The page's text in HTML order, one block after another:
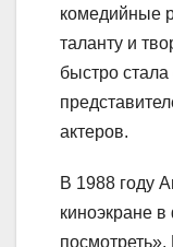
комедийные
таланту и
быстро
актеров.
В 1988 году
киноэкране